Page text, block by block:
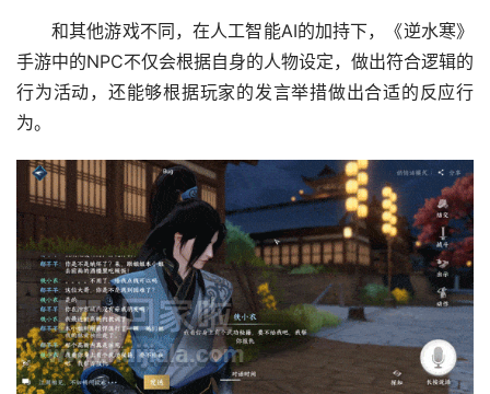
和其他游戏不同，在人工智能AI的加持下，《逆水寒》
手游中的NPC不仅会根据自身的人物设定，做出符合逻辑的
行为活动，还能够根据玩家的发言举措做出合适的反应行
为。